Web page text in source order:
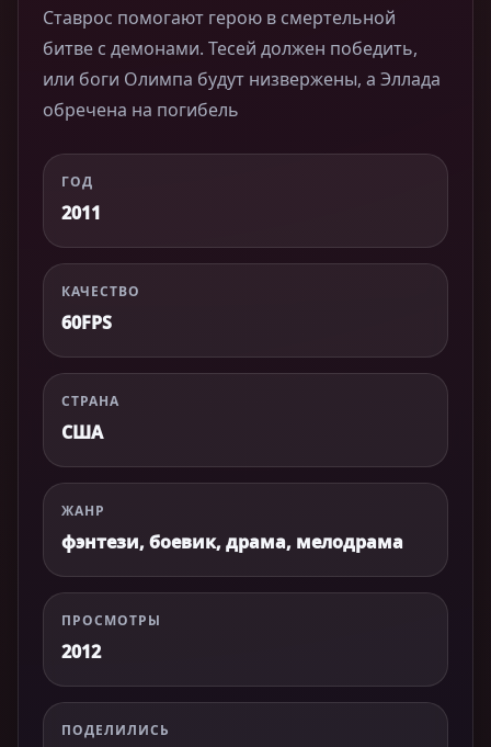
Ставрос помогают герою в смертельной
битве с демонами. Тесей должен победить,
или боги Олимпа будут низвержены, а Эллада
обречена на погибель
ГОД
2011
КАЧЕСТВО
60FPS
СТРАНА
США
ЖАНР
фэнтези, боевик, драма, мелодрама
ПРОСМОТРЫ
2012
ПОДЕЛИЛИСЬ